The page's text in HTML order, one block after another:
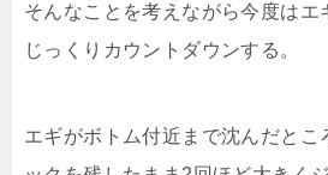
そんなことを考えながら今度はエ
じっくりカウントダウンする。
エギがボトム付近まで沈んだとこ